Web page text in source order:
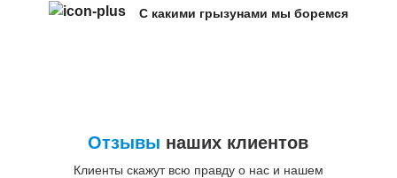
С какими грызунами мы боремся
Отзывы наших клиентов
Клиенты скажут всю правду о нас и нашем